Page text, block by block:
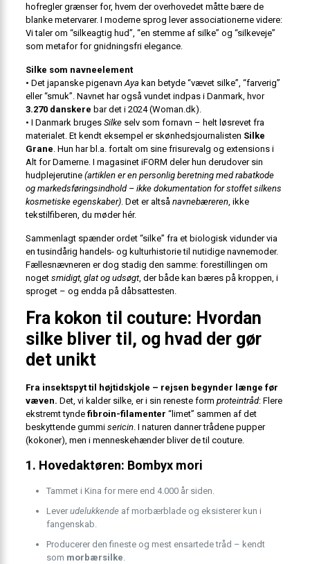
hofregler grænser for, hvem der overhovedet måtte bære de
blanke metervarer. I moderne sprog lever associationerne videre:
Vi taler om “silkeagtig hud”, “en stemme af silke” og “silkeveje”
som metafor for gnidningsfri elegance.
Silke som navne­element
• Det japanske pigenavnAya kan betyde “vævet silke”, “farverig”
eller “smuk”. Navnet har også vundet indpas i Danmark, hvor
3.270 danskere bar det i 2024 (Woman.dk).
• I Danmark bruges Silkeselv som fornavn – helt løsrevet fra
materialet. Et kendt eksempel er skønhedsjournalisten Silke
Grane. Hun har bl.a. fortalt om sine frisurevalg og extensions i
Alt for Damerne. I magasinet iFORM deler hun derudover sin
hudplejerutine (artiklen er en personlig beretning med rabatkode
og markedsføringsindhold – ikke dokumentation for stoffet silkens
kosmetiske egenskaber). Det er altså navnebæreren, ikke
tekstilfiberen, du møder hér.
Sammenlagt spænder ordet “silke” fra et biologisk vidunder via
en tusindårig handels- og kulturhistorie til nutidige navnemoder.
Fællesnævneren er dog stadig den samme: forestillingen om
noget smidigt, glat og udsøgt, der både kan bæres på kroppen, i
sproget – og endda på dåbsattesten.
Fra kokon til couture: Hvordan
silke bliver til, og hvad der gør
det unikt
Fra insektspyt til højtidskjole – rejsen begynder længe før
væven. Det, vi kalder silke, er i sin reneste form proteintråd: Flere
ekstremt tynde fibroin-filamenter “limet” sammen af det
beskyttende gummi sericin. I naturen danner trådene pupper
(kokoner), men i menneskehænder bliver de til couture.
1. Hovedaktøren: Bombyx mori
Tammet i Kina for mere end 4.000 år siden.
Lever udelukkendeaf morbærblade og eksisterer kun i
fangenskab.
Producerer den fineste og mest ensartede tråd – kendt
som morbærsilke.